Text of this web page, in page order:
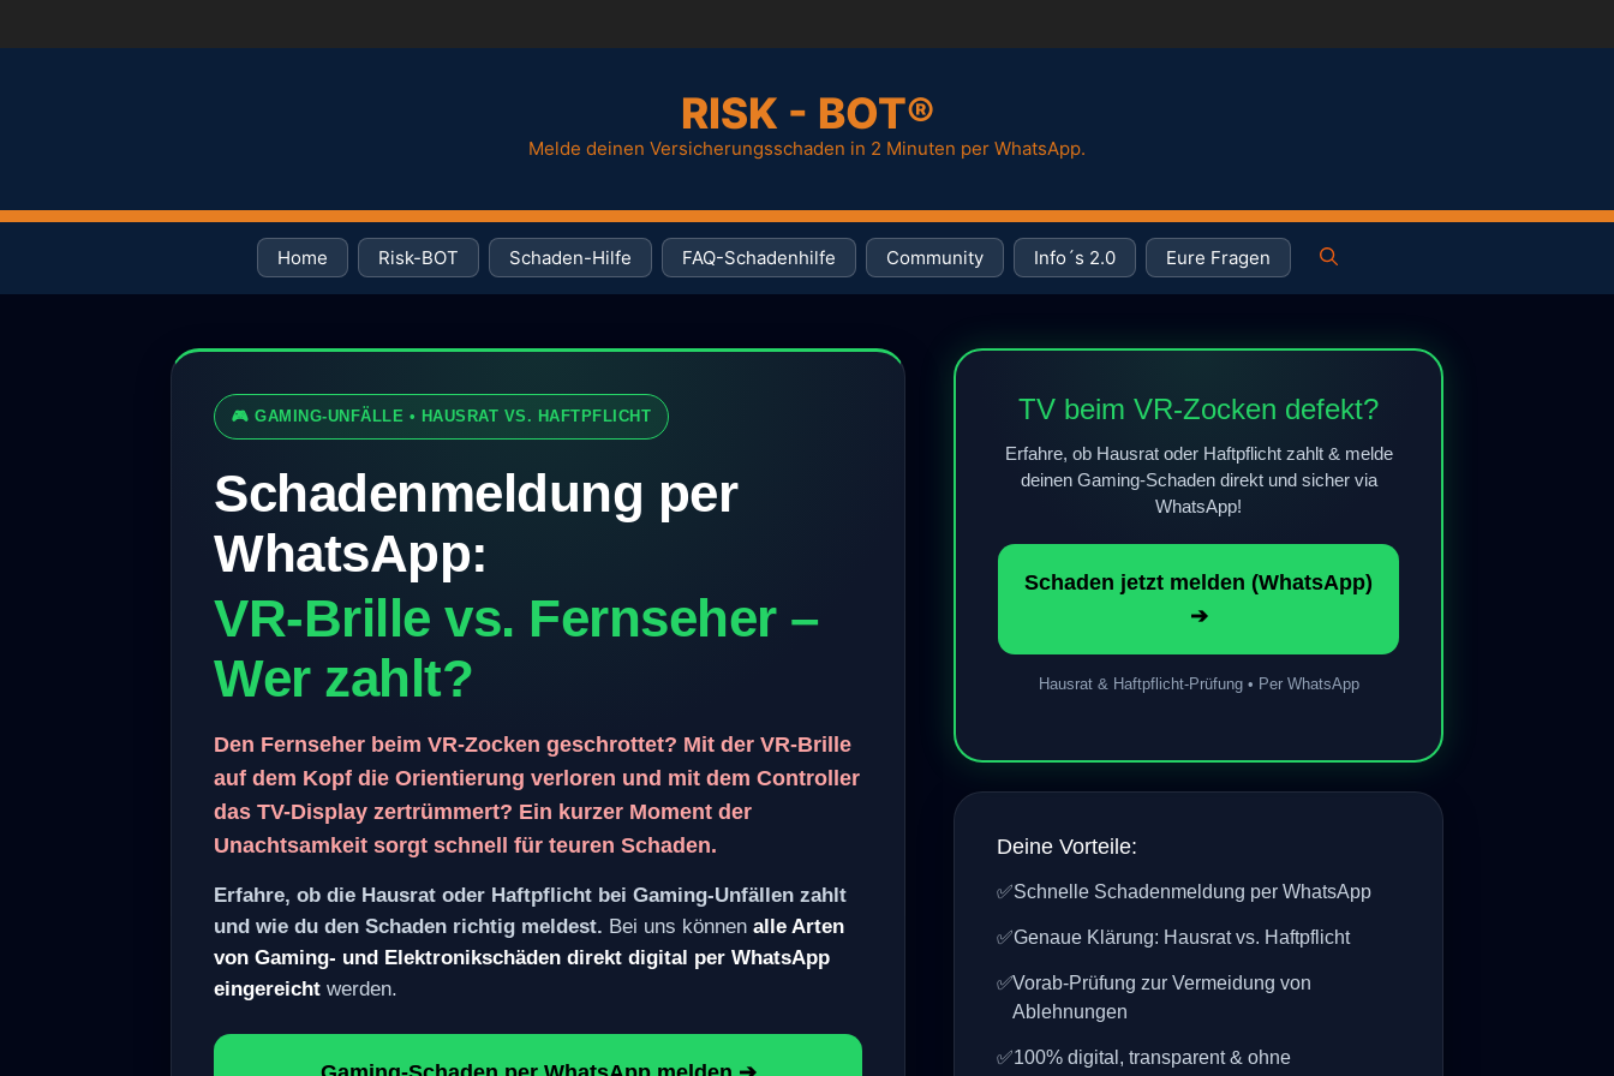
RISK - BOT®
Melde deinen Versicherungsschaden in 2 Minuten per WhatsApp.
Home Risk-BOT Schaden-Hilfe FAQ-Schadenhilfe Community Info´s 2.0 Eure Fragen
🎮 GAMING-UNFÄLLE • HAUSRAT VS. HAFTPFLICHT
Schadenmeldung per
WhatsApp:
VR-Brille vs. Fernseher –
Wer zahlt?
Den Fernseher beim VR-Zocken geschrottet? Mit der VR-Brille
auf dem Kopf die Orientierung verloren und mit dem Controller
das TV-Display zertrümmert? Ein kurzer Moment der
Unachtsamkeit sorgt schnell für teuren Schaden.
Erfahre, ob die Hausrat oder Haftpflicht bei Gaming-Unfällen
zahlt und wie du den Schaden richtig meldest. Bei uns können
alle Arten von Gaming- und Elektronikschäden direkt digital per
WhatsApp eingereicht
TV beim VR-Zocken defekt?
Erfahre, ob Hausrat oder Haftpflicht zahlt &
melde deinen Gaming-Schaden direkt und
sicher via WhatsApp!
Schaden jetzt melden
(WhatsApp) ➔
Hausrat & Haftpflicht-Prüfung • Per WhatsApp
Deine Vorteile:
✅Schnelle Schadenmeldung per WhatsApp
✅Genaue Klärung: Hausrat vs. Haftpflicht
✅Vorab-Prüfung zur Vermeidung von
Ablehnungen
✅100% digital, transparent & ohne